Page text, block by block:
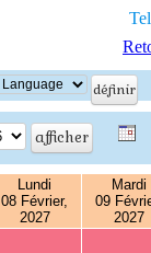
Lundi
08 Février,
2027
Mardi
09
2027